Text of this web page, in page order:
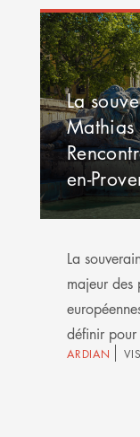
La
Mathias
en-
La
majeur des
définir
ARDIAN